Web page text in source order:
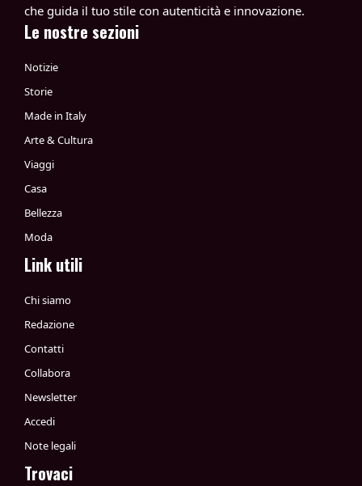
che guida il tuo stile con autenticità e innovazione.
Le nostre sezioni
Notizie
Storie
Made in Italy
Arte & Cultura
Viaggi
Casa
Bellezza
Moda
Link utili
Chi siamo
Redazione
Contatti
Collabora
Newsletter
Accedi
Note legali
Trovaci